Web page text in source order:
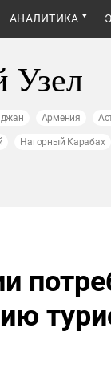
АНАЛИТИКА
Узел
Армения
Нагорный Карабах